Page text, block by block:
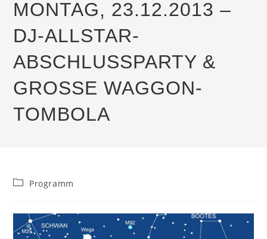
MONTAG, 23.12.2013 –
DJ-ALLSTAR-
ABSCHLUSSPARTY &
GROSSE WAGGON-T
OMBOLA
Beitrags-
Programm